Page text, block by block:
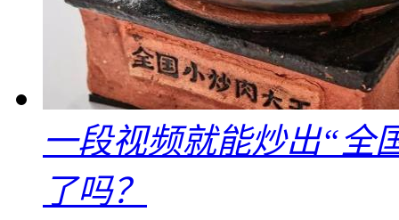
一段视频就能炒出“全
了吗？